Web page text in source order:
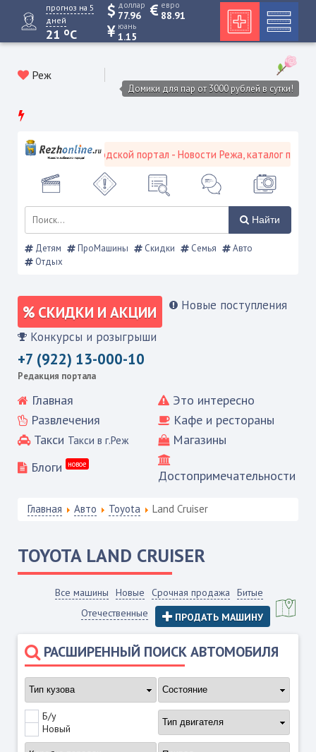
прогноз на 5
дней
21 oC
доллар
77.96
евро
88.91
юань
1.15
Реж
Домики для пар от 3000 рублей в сутки!
Режевской городской портал - Новости Режа, каталог
Найти
Детям ПроМашины Скидки Семья
Авто
Отдых
СКИДКИ И АКЦИИ Новые поступления
Конкурсы и розыгрыши
+7 (922) 13-000-10
Редакция портала
Главная
Это интересно
Развлечения
Кафе и рестораны
Такси Такси в г.Реж
Магазины
Блоги
новое
Достопримечательности
Главная Авто Toyota Land Cruiser
TOYOTA LAND CRUISER
Все машины Новые Срочная продажа
Битые
Отечественные
ПРОДАТЬ МАШИНУ
РАСШИРЕННЫЙ ПОИСК АВТОМОБИЛЯ
Б/у
Новый